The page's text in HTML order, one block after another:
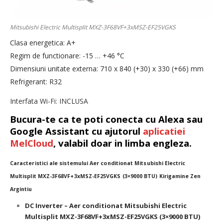
Mitsubishi Electric Multisplit MXZ-3F68VF+3xMSZ-EF25VGKS
Clasa energetica: A+
Regim de functionare: -15 … +46 °C
Dimensiuni unitate externa: 710 x 840 (+30) x 330 (+66) mm
Refrigerant: R32
Interfata Wi-Fi: INCLUSA
Bucura-te ca te poti conecta cu Alexa sau
Google Assistant cu ajutorul aplicatiei
MelCloud, valabil doar in limba engleza.
Caracteristici ale sistemului Aer conditionat Mitsubishi Electric
Multisplit MXZ-3F68VF+3xMSZ-EF25VGKS (3×9000 BTU) Kirigamine Zen
Argintiu
DC Inverter – Aer conditionat Mitsubishi Electric
Multisplit MXZ-3F68VF+3xMSZ-EF25VGKS (3×9000 BTU)